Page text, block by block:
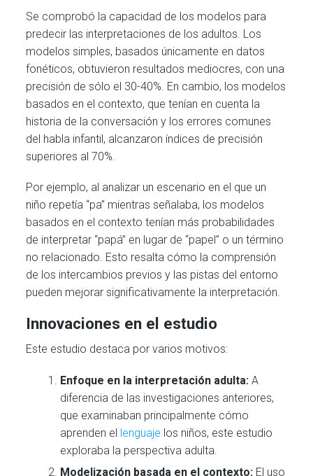
Se comprobó la capacidad de los modelos para
predecir las interpretaciones de los adultos. Los
modelos simples, basados únicamente en datos
fonéticos, obtuvieron resultados mediocres, con una
precisión de sólo el 30-40%. En cambio, los modelos
basados en el contexto, que tenían en cuenta la
historia de la conversación y los errores comunes
del habla infantil, alcanzaron índices de precisión
superiores al 70%.
Por ejemplo, al analizar un escenario en el que un
niño repetía “pa” mientras señalaba, los modelos
basados en el contexto tenían más probabilidades
de interpretar “papá” en lugar de “papel” o un término
no relacionado. Esto resalta cómo la comprensión
de los intercambios previos y las pistas del entorno
pueden mejorar significativamente la interpretación.
Innovaciones en el estudio
Este estudio destaca por varios motivos:
Enfoque en la interpretación adulta: A
diferencia de las investigaciones anteriores,
que examinaban principalmente cómo
aprenden el lenguaje los niños, este estudio
exploraba la perspectiva adulta.
Modelización basada en el contexto: El uso